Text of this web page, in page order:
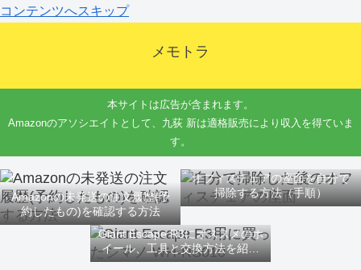
コンテンツへスキップ
メモトラ
本サイトは広告が含まれます。
Amazonのアソシエイトとして、九荻 新は適格販売により収入を得ていま
す。
Amazonの未発送の注文履歴(予
約したもの)を確認する方法
オフィスチェアの座面を自分で
掃除する方法（手順）
Giant Escape R3にオススメのホ
イール、工具と交換方法を紹介
するよ